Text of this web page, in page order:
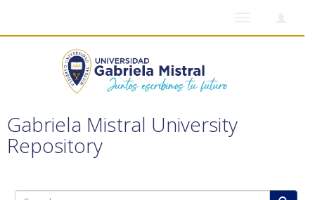
Gabriela Mistral University
Repository